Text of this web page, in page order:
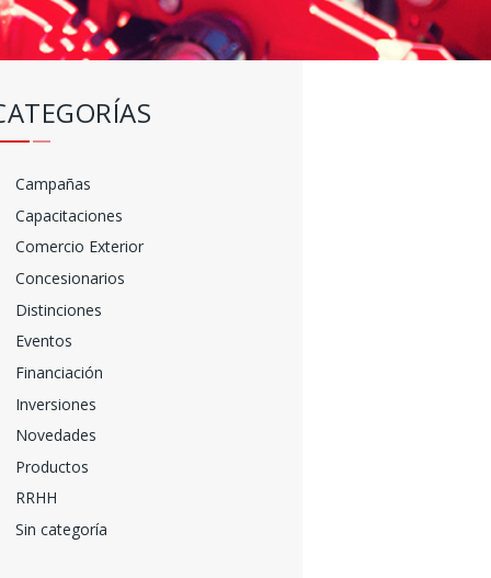
Campañas
Capacitaciones
Comercio Exterior
Concesionarios
Distinciones
Eventos
Financiación
Inversiones
Novedades
Productos
RRHH
Sin categoría